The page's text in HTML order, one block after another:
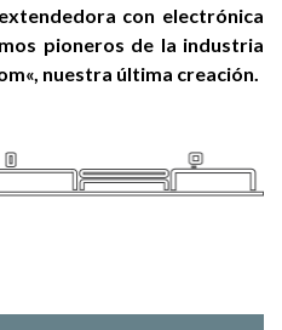
con electrónica
pioneros de la industria
nuestra última creación.